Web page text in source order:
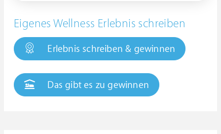
Eigenes Wellness Erlebnis schreiben
Erlebnis schreiben & gewinnen
Das gibt es zu gewinnen